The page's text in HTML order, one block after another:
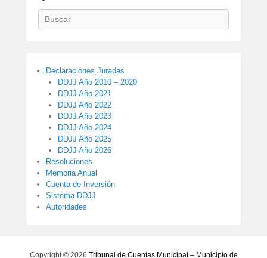
Buscar
Declaraciones Juradas
DDJJ Año 2010 – 2020
DDJJ Año 2021
DDJJ Año 2022
DDJJ Año 2023
DDJJ Año 2024
DDJJ Año 2025
DDJJ Año 2026
Resoluciones
Memoria Anual
Cuenta de Inversión
Sistema DDJJ
Autoridades
Copyright © 2026 Tribunal de Cuentas Municipal – Municipio de